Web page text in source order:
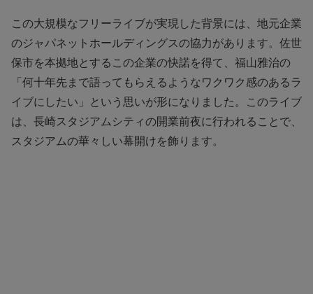
この大規模なフリーライブが実現した背景には、地元企業
のジャパネットホールディングスの協力があります。佐世
保市を本拠地とするこの企業の快諾を得て、福山雅治の
「何十年先まで語ってもらえるようなワクワク感のあるラ
イブにしたい」という思いが形になりました。このライブ
は、長崎スタジアムシティの開業前夜に行われることで、
スタジアムの華々しい幕開けを飾ります。